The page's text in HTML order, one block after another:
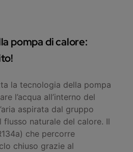
pompa di calore:
la tecnologia della pompa
l’acqua all’interno del
aspirata dal gruppo
naturale del calore. Il
che percorre
chiuso grazie al